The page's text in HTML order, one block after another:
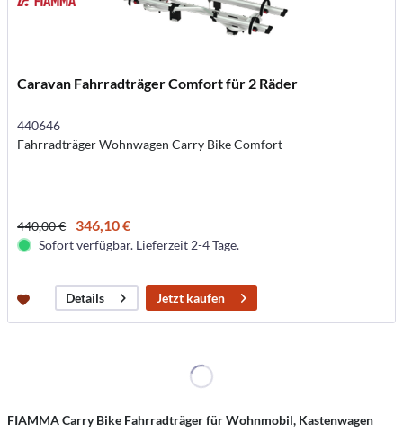
Caravan Fahrradträger Comfort für 2 Räder
440646
Fahrradträger Wohnwagen Carry Bike Comfort
440,00 € 346,10 €
Sofort verfügbar. Lieferzeit 2-4 Tage.
Details Jetzt kaufen
FIAMMA Carry Bike Fahrradträger für Wohnmobil, Kastenwagen